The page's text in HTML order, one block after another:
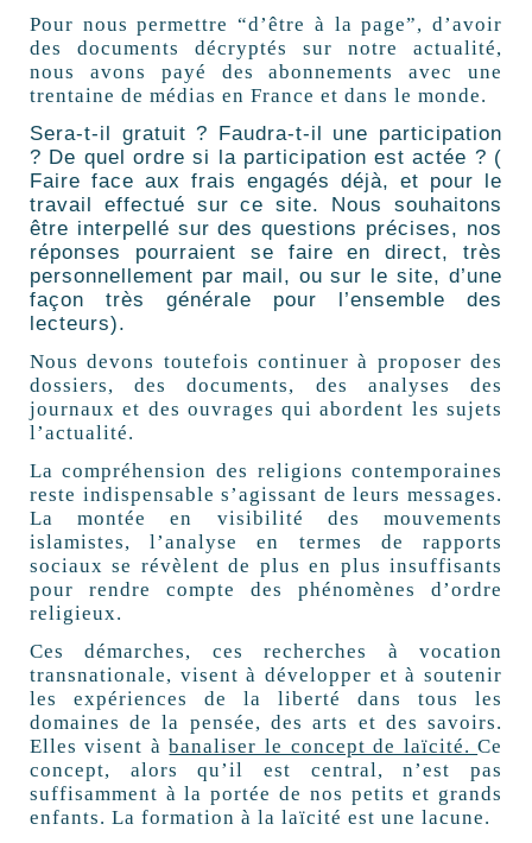
Pour nous permettre “d’être à la page”, d’avoir
des documents décryptés sur notre actualité,
nous avons payé des abonnements avec une
trentaine de médias en France et dans le monde.
Sera-t-il gratuit ? Faudra-t-il une participation
? De quel ordre si la participation est actée ? (
Faire face aux frais engagés déjà, et pour le
travail effectué sur ce site. Nous souhaitons
être interpellé sur des questions précises, nos
réponses pourraient se faire en direct, très
personnellement par mail, ou sur le site, d’une
façon très générale pour l’ensemble des
lecteurs).
Nous devons toutefois continuer à proposer des
dossiers, des documents, des analyses des
journaux et des ouvrages qui abordent les sujets
l’actualité.
La compréhension des religions contemporaines
reste indispensable s’agissant de leurs messages.
La montée en visibilité des mouvements
islamistes, l’analyse en termes de rapports
sociaux se révèlent de plus en plus insuffisants
pour rendre compte des phénomènes d’ordre
religieux.
Ces démarches, ces recherches à vocation
transnationale, visent à développer et à soutenir
les expériences de la liberté dans tous les
domaines de la pensée, des arts et des savoirs.
Elles visent àbanaliser le concept de laïcité.Ce
concept, alors qu’il est central, n’est pas
suffisamment à la portée de nos petits et grands
enfants. La formation à la laïcité est une lacune.